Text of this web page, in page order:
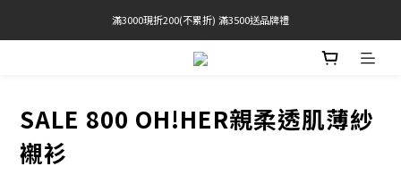
官網限定! 滿千免運(僅限台灣本島)
滿3000現折200(不累折) 滿3500送品牌禮
BRATOP專區買三送一 | 指定專區買一送一
SALE 800 OH!HER親柔透肌薄紗
襯衫